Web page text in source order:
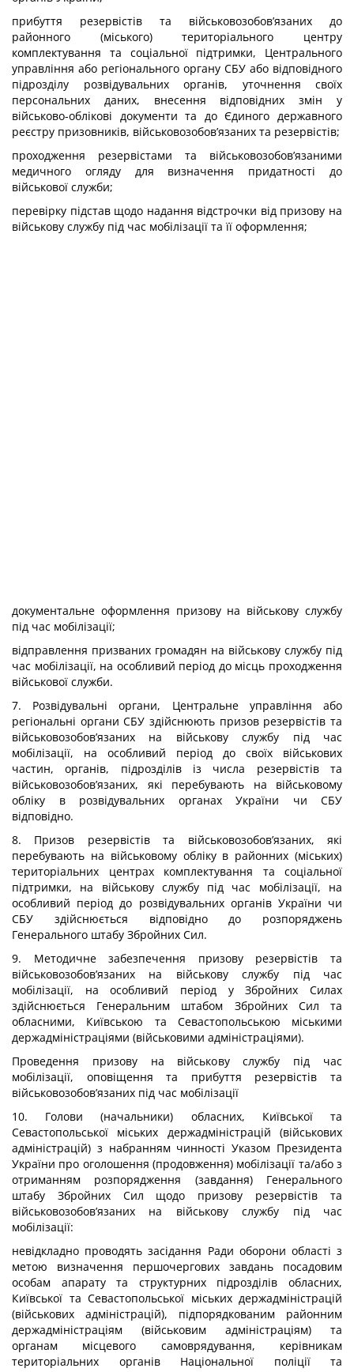
прибуття резервістів та військовозобов’язаних до
районного (міського) територіального центру
комплектування та соціальної підтримки, Центрального
управління або регіонального органу СБУ або відповідного
підрозділу розвідувальних органів, уточнення своїх
персональних даних, внесення відповідних змін у
військово-облікові документи та до Єдиного державного
реєстру призовників, військовозобов’язаних та резервістів;
проходження резервістами та військовозобов’язаними
медичного огляду для визначення придатності до
військової служби;
перевірку підстав щодо надання відстрочки від призову на
військову службу під час мобілізації та її оформлення;
документальне оформлення призову на військову службу
під час мобілізації;
відправлення призваних громадян на військову службу під
час мобілізації, на особливий період до місць проходження
військової служби.
7. Розвідувальні органи, Центральне управління або
регіональні органи СБУ здійснюють призов резервістів та
військовозобов’язаних на військову службу під час
мобілізації, на особливий період до своїх військових
частин, органів, підрозділів із числа резервістів та
військовозобов’язаних, які перебувають на військовому
обліку в розвідувальних органах України чи СБУ
відповідно.
8. Призов резервістів та військовозобов’язаних, які
перебувають на військовому обліку в районних (міських)
територіальних центрах комплектування та соціальної
підтримки, на військову службу під час мобілізації, на
особливий період до розвідувальних органів України чи
СБУ здійснюється відповідно до розпоряджень
Генерального штабу Збройних Сил.
9. Методичне забезпечення призову резервістів та
військовозобов’язаних на військову службу під час
мобілізації, на особливий період у Збройних Силах
здійснюється Генеральним штабом Збройних Сил та
обласними, Київською та Севастопольською міськими
держадміністраціями (військовими адміністраціями).
Проведення призову на військову службу під час
мобілізації, оповіщення та прибуття резервістів та
військовозобов’язаних під час мобілізації
10. Голови (начальники) обласних, Київської та
Севастопольської міських держадміністрацій (військових
адміністрацій) з набранням чинності Указом Президента
України про оголошення (продовження) мобілізації та/або з
отриманням розпорядження (завдання) Генерального
штабу Збройних Сил щодо призову резервістів та
військовозобов’язаних на військову службу під час
мобілізації:
невідкладно проводять засідання Ради оборони області з
метою визначення першочергових завдань посадовим
особам апарату та структурних підрозділів обласних,
Київської та Севастопольської міських держадміністрацій
(військових адміністрацій), підпорядкованим районним
держадміністраціям (військовим адміністраціям) та
органам місцевого самоврядування, керівникам
територіальних органів Національної поліції та